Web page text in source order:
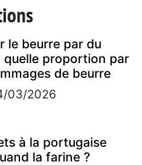
le beurre par du
proportion par
de beurre
03/2026
à la portugaise
la farine ?